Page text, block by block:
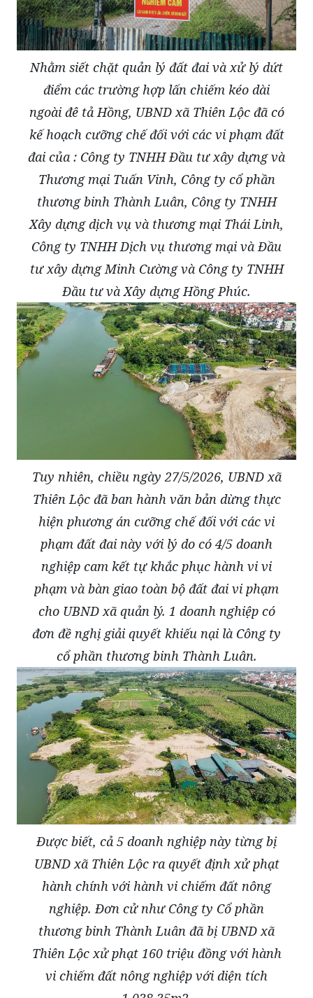
Nhằm siết chặt quản lý đất đai và xử lý dứt
điểm các trường hợp lấn chiếm kéo dài
ngoài đê tả Hồng, UBND xã Thiên Lộc đã có
kế hoạch cưỡng chế đối với các vi phạm đất
đai của : Công ty TNHH Đầu tư xây dựng và
Thương mại Tuấn Vinh, Công ty cổ phần
thương binh Thành Luân, Công ty TNHH
Xây dựng dịch vụ và thương mại Thái Linh,
Công ty TNHH Dịch vụ thương mại và Đầu
tư xây dựng Minh Cường và Công ty TNHH
Đầu tư và Xây dựng Hồng Phúc.
Tuy nhiên, chiều ngày 27/5/2026, UBND xã
Thiên Lộc đã ban hành văn bản dừng thực
hiện phương án cưỡng chế đối với các vi
phạm đất đai này với lý do có 4/5 doanh
nghiệp cam kết tự khắc phục hành vi vi
phạm và bàn giao toàn bộ đất đai vi phạm
cho UBND xã quản lý. 1 doanh nghiệp có
đơn đề nghị giải quyết khiếu nại là Công ty
cổ phần thương binh Thành Luân.
Được biết, cả 5 doanh nghiệp này từng bị
UBND xã Thiên Lộc ra quyết định xử phạt
hành chính với hành vi chiếm đất nông
nghiệp. Đơn cử như Công ty Cổ phần
thương binh Thành Luân đã bị UBND xã
Thiên Lộc xử phạt 160 triệu đồng với hành
vi chiếm đất nông nghiệp với diện tích